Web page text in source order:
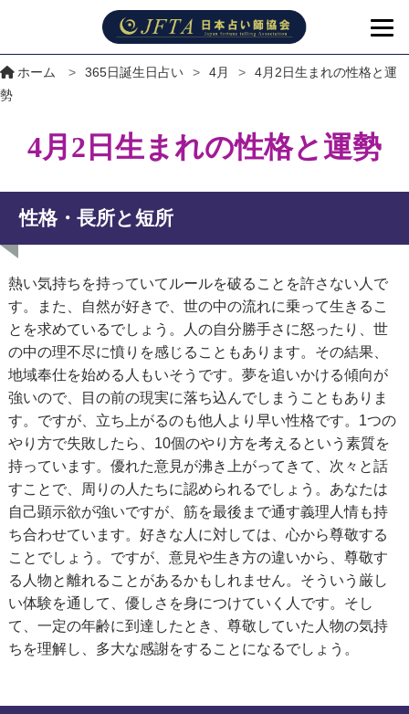
ホーム > 365日誕生日占い > 4月 >
4月2日生まれの性格と運
勢
4月2日生まれの性格と運勢
性格・長所と短所
熱い気持ちを持っていてルールを破ることを許さない人で
す。また、自然が好きで、世の中の流れに乗って生きるこ
とを求めているでしょう。人の自分勝手さに怒ったり、世
の中の理不尽に憤りを感じることもあります。その結果、
地域奉仕を始める人もいそうです。夢を追いかける傾向が
強いので、目の前の現実に落ち込んでしまうこともありま
す。ですが、立ち上がるのも他人より早い性格です。1つの
やり方で失敗したら、10個のやり方を考えるという素質を
持っています。優れた意見が沸き上がってきて、次々と話
すことで、周りの人たちに認められるでしょう。あなたは
自己顕示欲が強いですが、筋を最後まで通す義理人情も持
ち合わせています。好きな人に対しては、心から尊敬する
ことでしょう。ですが、意見や生き方の違いから、尊敬す
る人物と離れることがあるかもしれません。そういう厳し
い体験を通して、優しさを身につけていく人です。そし
て、一定の年齢に到達したとき、尊敬していた人物の気持
ちを理解し、多大な感謝をすることになるでしょう。